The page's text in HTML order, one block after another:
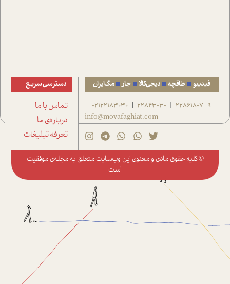
فیدیبو طاقچه دیجی‌کالا جار مگ‌ایران
22861807-9
|
22843030
|
02122183030
info@movafaghiat.com
دسترسی سریع
تماس با ما
درباره‌ی ما
تعرفه تبلیغات
© کلیه حقوق مادی و معنوی این وب‌سایت متعلق به مجله‌ی موفقیت
است